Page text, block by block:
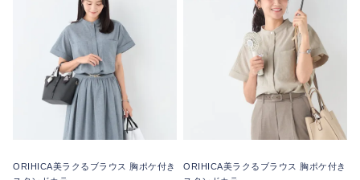
ORIHICA美ラクるブラウス 胸ポケ付き
ORIHICA美ラクるブラウス 胸ポケ付き